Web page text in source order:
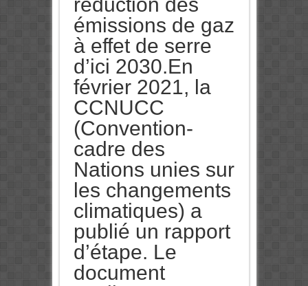
émissions de gaz
à effet de serre
d’ici 2030.En
février 2021, la
CCNUCC
(Convention-
cadre des
Nations unies sur
les changements
climatiques) a
publié un rapport
d’étape. Le
document